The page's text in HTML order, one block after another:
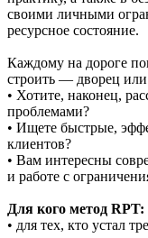
своими личными
ресурсное состояние.
Каждому на дороге
строить — дворец
• Хотите, наконец,
проблемами?
• Ищете быстрые,
клиентов?
• Вам интересны
и работе с
Для кого метод RPT:
• для тех, кто устал